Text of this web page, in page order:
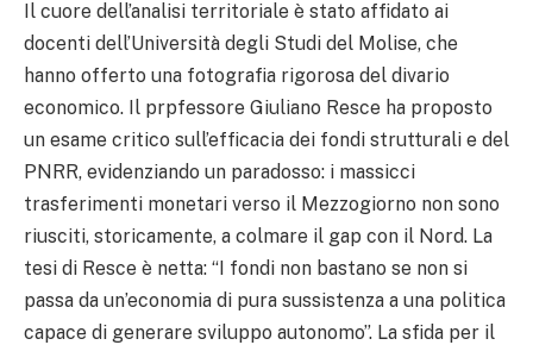
Il cuore dell’analisi territoriale è stato affidato ai
docenti dell’Università degli Studi del Molise, che
hanno offerto una fotografia rigorosa del divario
economico. Il prpfessore Giuliano Resce ha proposto
un esame critico sull’efficacia dei fondi strutturali e del
PNRR, evidenziando un paradosso: i massicci
trasferimenti monetari verso il Mezzogiorno non sono
riusciti, storicamente, a colmare il gap con il Nord. La
tesi di Resce è netta: “I fondi non bastano se non si
passa da un’economia di pura sussistenza a una politica
capace di generare sviluppo autonomo”. La sfida per il